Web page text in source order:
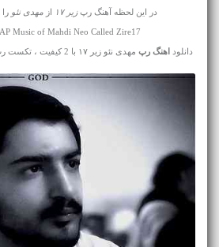
در این لحظه آهنگ رپزیر ۱۷ از مهدی نئو را
Music of Mahdi Neo Called Zire17
دانلود اهنگ رپمهدی نئو زیر ۱۷ با 2 کیفیت ، تکست رپ مهدی نئو ،